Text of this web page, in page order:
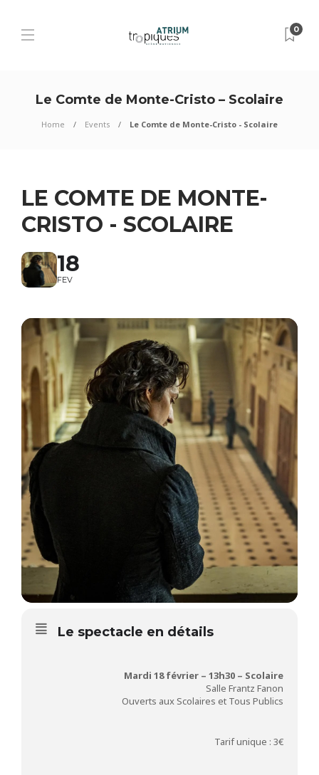
0
Le Comte de Monte-Cristo – Scolaire
Home Events Le Comte de Monte-Cristo - Scolaire
LE COMTE DE MONTE-
CRISTO - SCOLAIRE
18
FEV
Le spectacle en détails
Mardi 18 février – 13h30 – Scolaire
Salle Frantz Fanon
Ouverts aux Scolaires et Tous Publics
Tarif unique : 3€